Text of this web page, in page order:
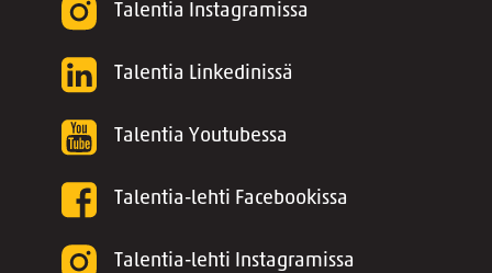
Talentia Instagramissa
Talentia Linkedinissä
Talentia Youtubessa
Talentia-lehti Facebookissa
Talentia-lehti Instagramissa